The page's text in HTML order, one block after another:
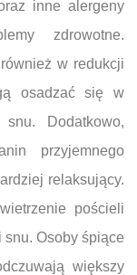
inne alergeny
zdrowotne.
w redukcji
osadzać się w
Dodatkowo,
przyjemnego
relaksujący.
pościeli
Osoby śpiące
większy